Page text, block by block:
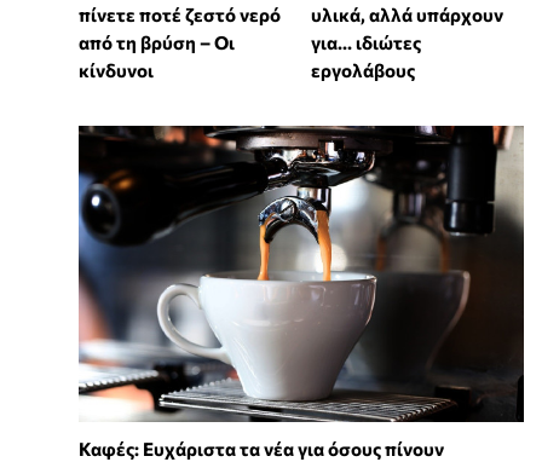
πίνετε ποτέ ζεστό νερό
από τη βρύση – Οι
κίνδυνοι
υλικά, αλλά υπάρχουν
για... ιδιώτες
εργολάβους
Καφές: Ευχάριστα τα νέα για όσους πίνουν